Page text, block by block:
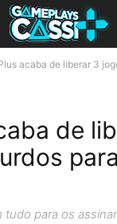
acaba de liberar 3
de
para os